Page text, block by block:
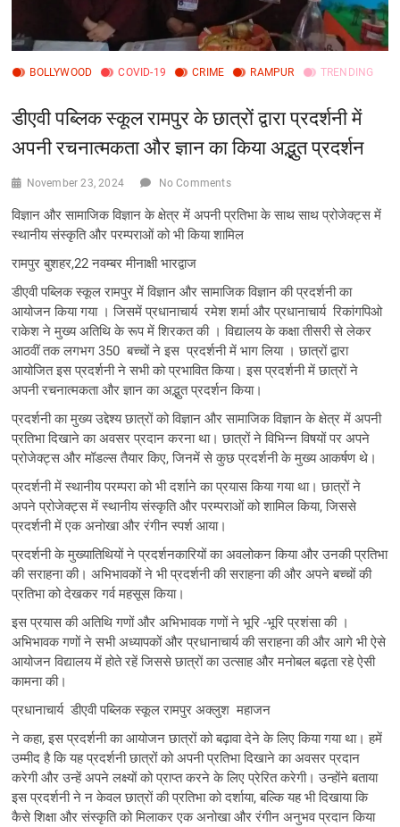
BOLLYWOOD COVID-19 CRIME RAMPUR TRENDING
डीएवी पब्लिक स्कूल रामपुर के छात्रों द्वारा प्रदर्शनी में
अपनी रचनात्मकता और ज्ञान का किया अद्भुत प्रदर्शन
November 23, 2024 No Comments
विज्ञान और सामाजिक विज्ञान के क्षेत्र में अपनी प्रतिभा के साथ साथ प्रोजेक्ट्स में
स्थानीय संस्कृति और परम्पराओं को भी किया शामिल
रामपुर बुशहर,22 नवम्बर मीनाक्षी भारद्वाज
डीएवी पब्लिक स्कूल रामपुर में विज्ञान और सामाजिक विज्ञान की प्रदर्शनी का
आयोजन किया गया । जिसमें प्रधानाचार्य रमेश शर्मा और प्रधानाचार्य रिकांगपिओ
राकेश ने मुख्य अतिथि के रूप में शिरकत की । विद्यालय के कक्षा तीसरी से लेकर
आठवीं तक लगभग 350 बच्चों ने इस प्रदर्शनी में भाग लिया । छात्रों द्वारा
आयोजित इस प्रदर्शनी ने सभी को प्रभावित किया। इस प्रदर्शनी में छात्रों ने
अपनी रचनात्मकता और ज्ञान का अद्भुत प्रदर्शन किया।
प्रदर्शनी का मुख्य उद्देश्य छात्रों को विज्ञान और सामाजिक विज्ञान के क्षेत्र में अपनी
प्रतिभा दिखाने का अवसर प्रदान करना था। छात्रों ने विभिन्न विषयों पर अपने
प्रोजेक्ट्स और मॉडल्स तैयार किए, जिनमें से कुछ प्रदर्शनी के मुख्य आकर्षण थे।
प्रदर्शनी में स्थानीय परम्परा को भी दर्शाने का प्रयास किया गया था। छात्रों ने
अपने प्रोजेक्ट्स में स्थानीय संस्कृति और परम्पराओं को शामिल किया, जिससे
प्रदर्शनी में एक अनोखा और रंगीन स्पर्श आया।
प्रदर्शनी के मुख्यातिथियों ने प्रदर्शनकारियों का अवलोकन किया और उनकी प्रतिभा
की सराहना की। अभिभावकों ने भी प्रदर्शनी की सराहना की और अपने बच्चों की
प्रतिभा को देखकर गर्व महसूस किया।
इस प्रयास की अतिथि गणों और अभिभावक गणों ने भूरि -भूरि प्रशंसा की ।
अभिभावक गणों ने सभी अध्यापकों और प्रधानाचार्य की सराहना की और आगे भी ऐसे
आयोजन विद्यालय में होते रहें जिससे छात्रों का उत्साह और मनोबल बढ़ता रहे ऐसी
कामना की।
प्रधानाचार्य डीएवी पब्लिक स्कूल रामपुर अक्लुश महाजन
ने कहा, इस प्रदर्शनी का आयोजन छात्रों को बढ़ावा देने के लिए किया गया था। हमें
उम्मीद है कि यह प्रदर्शनी छात्रों को अपनी प्रतिभा दिखाने का अवसर प्रदान
करेगी और उन्हें अपने लक्ष्यों को प्राप्त करने के लिए प्रेरित करेगी। उन्होंने बताया
इस प्रदर्शनी ने न केवल छात्रों की प्रतिभा को दर्शाया, बल्कि यह भी दिखाया कि
कैसे शिक्षा और संस्कृति को मिलाकर एक अनोखा और रंगीन अनुभव प्रदान किया